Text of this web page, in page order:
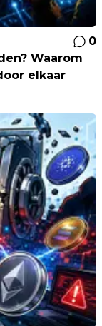
0
Waarom
elkaar